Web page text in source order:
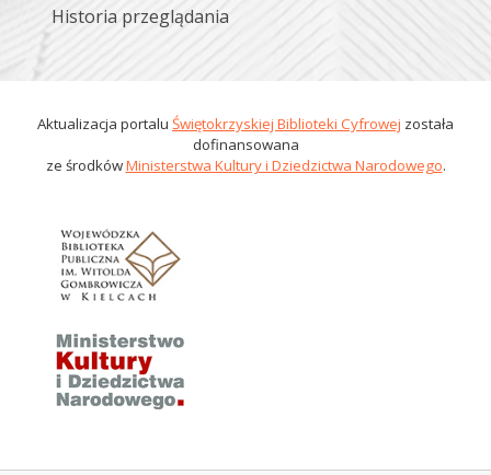
Historia przeglądania
Aktualizacja portalu Świętokrzyskiej Biblioteki Cyfrowej została
dofinansowana
ze środkówMinisterstwa Kultury i Dziedzictwa Narodowego.